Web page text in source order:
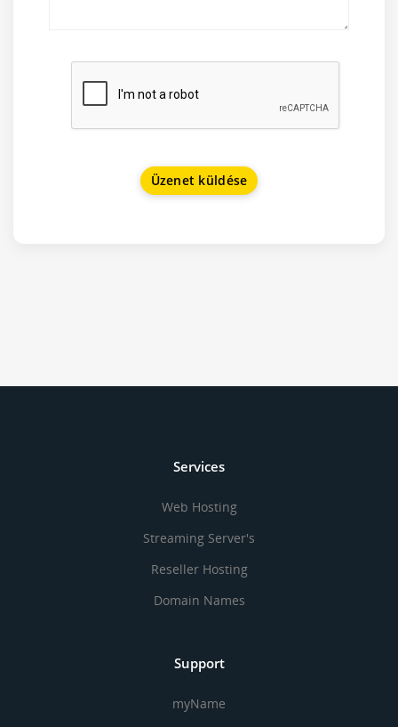
Üzenet küldése
Services
Web Hosting
Streaming Server's
Reseller Hosting
Domain Names
Support
myName